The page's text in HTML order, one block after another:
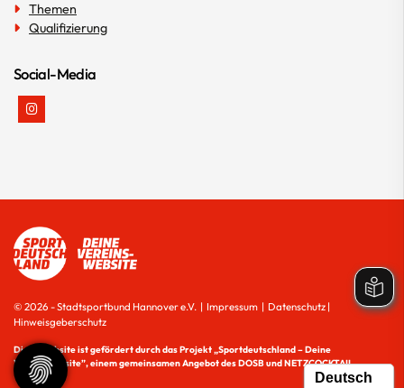
Themen
Qualifizierung
Social-Media
© 2026 - Stadtsportbund Hannover e.V. | Impressum | Datenschutz |
Hinweisgeberschutz
Diese Website ist gefördert durch das Projekt„Sportdeutschland – Deine
Vereinswebsite”, einem gemeinsamen Angebot des DOSB und NETZCOCKTAIL.